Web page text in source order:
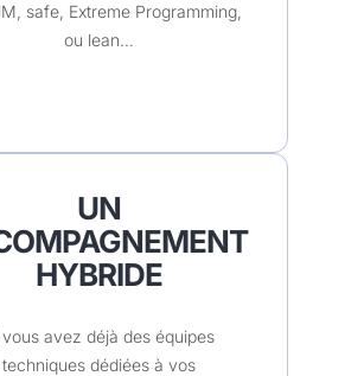
safe, Extreme Programming,
ou lean…
UN
HYBRIDE
vous avez déjà des équipes
techniques dédiées à vos